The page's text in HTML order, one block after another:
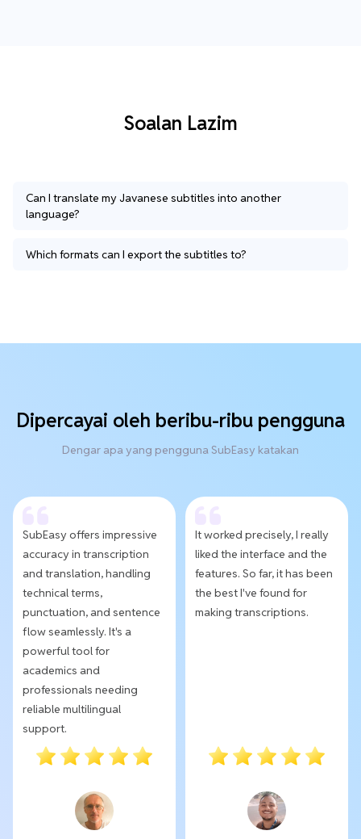
Soalan Lazim
Can I translate my Javanese subtitles into another
language?
Which formats can I export the subtitles to?
Dipercayai oleh beribu-ribu pengguna
Dengar apa yang pengguna SubEasy katakan
SubEasy offers impressive
accuracy in transcription
and translation, handling
technical terms,
punctuation, and sentence
flow seamlessly. It's a
powerful tool for
academics and
professionals needing
reliable multilingual
support.
It worked precisely, I really
liked the interface and the
features. So far, it has been
the best I've found for
making transcriptions.